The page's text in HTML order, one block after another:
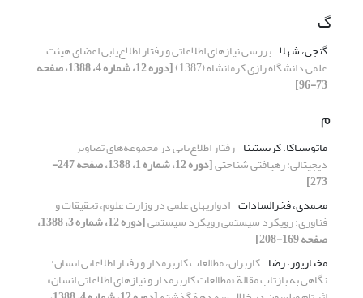
گ
گنجی، شهلا بررسی نیازهای اطلاعاتی و رفتار اطلاع‌یابی اعضای هیئت
علمی دانشگاه رازی کرمانشاه (1387) [دوره 12، شماره 4، 1388، صفحه
73-96]
م
ماتوسیاکا، کریستینا رفتار اطلاع‌‌یابی در مجموعه‌‌های تصاویر
دیجیتالی: رهیافتی شناختی [دوره 12، شماره 1، 1388، صفحه 247-
273]
محمدی، فخرالسادات ادواریهای علمی در وزارت علوم، تحقیقات و
فناوری: رویکرد سیستمی رویکرد سیستمی [دوره 12، شماره 3، 1388،
صفحه 169-208]
مختارپور، رضا کاربران، مطالعات کاربرمدار و رفتار اطلاعاتی انسان:
نگاهی به بازتاب مقالة «مطالعات کاربرمدار و نیازهای اطلاعاتی انسان»